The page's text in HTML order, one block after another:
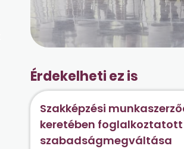
Érdekelheti ez is
Szakképzési
keretében
szabadságmegváltása